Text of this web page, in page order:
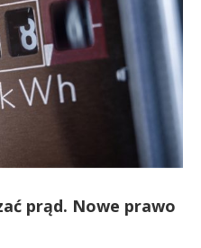
prąd. Nowe prawo